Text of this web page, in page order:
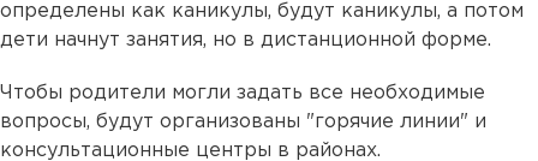
определены как каникулы, будут каникулы, а потом
дети начнут занятия, но в дистанционной форме.
Чтобы родители могли задать все необходимые
вопросы, будут организованы "горячие линии" и
консультационные центры в районах.